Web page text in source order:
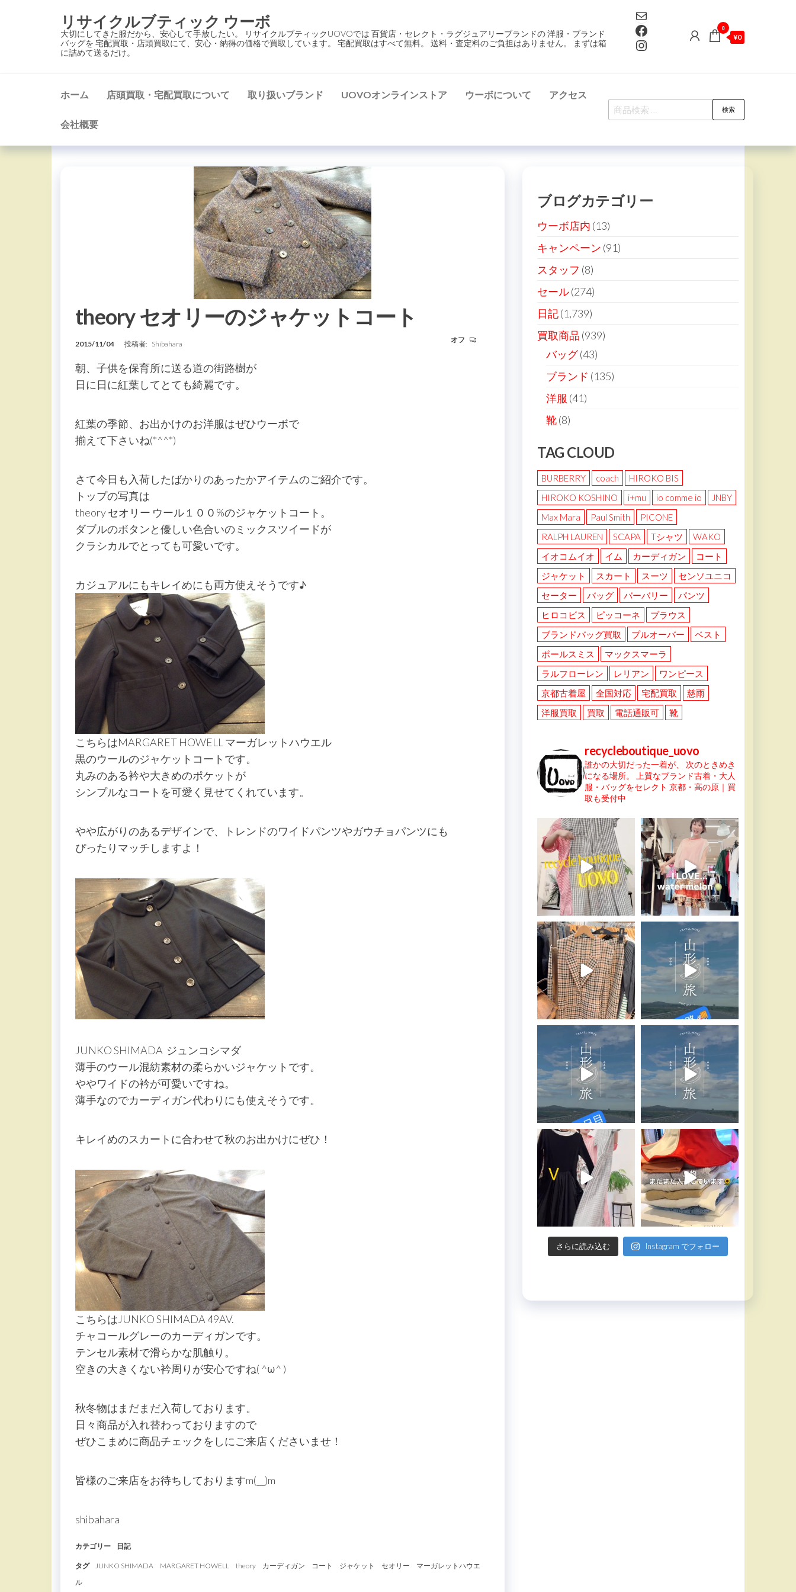
リサイクルブティック ウーボ
大切にしてきた服だから、安心して手放したい。 リサイクルブティックUOVOでは 百貨店・セレクト・ラグジュアリーブランドの 洋服・ブランド
バッグを 宅配買取・店頭買取にて、安心・納得の価格で買取しています。 宅配買取はすべて無料。 送料・査定料のご負担はありません。 まずは箱
に詰めて送るだけ。
Mail
Facebook
Instagram
0
¥0
ホーム 店頭買取・宅配買取について 取り扱いブランド UOVOオンラインストア ウーボについて アクセス
会社概要
検
索
検索
theory セオリーのジャケットコート
2015/11/04 投稿者: Shibahara オフ
朝、子供を保育所に送る道の街路樹が
日に日に紅葉してとても綺麗です。
紅葉の季節、お出かけのお洋服はぜひウーボで
揃えて下さいね(*^^*)
さて今日も入荷したばかりのあったかアイテムのご紹介です。
トップの写真は
theory セオリー ウール１００%のジャケットコート。
ダブルのボタンと優しい色合いのミックスツイードが
クラシカルでとっても可愛いです。
カジュアルにもキレイめにも両方使えそうです♪
こちらはMARGARET HOWELL マーガレットハウエル
黒のウールのジャケットコートです。
丸みのある衿や大きめのポケットが
シンプルなコートを可愛く見せてくれています。
やや広がりのあるデザインで、トレンドのワイドパンツやガウチョパンツにも
ぴったりマッチしますよ！
JUNKO SHIMADA ジュンコシマダ
薄手のウール混紡素材の柔らかいジャケットです。
ややワイドの衿が可愛いですね。
薄手なのでカーディガン代わりにも使えそうです。
キレイめのスカートに合わせて秋のお出かけにぜひ！
こちらはJUNKO SHIMADA 49AV.
チャコールグレーのカーディガンです。
テンセル素材で滑らかな肌触り。
空きの大きくない衿周りが安心ですね( ^ω^ )
秋冬物はまだまだ入荷しております。
日々商品が入れ替わっておりますので
ぜひこまめに商品チェックをしにご来店くださいませ！
皆様のご来店をお待ちしておりますm(__)m
shibahara
カテゴリー 日記
タグ JUNKO SHIMADA MARGARET HOWELL theory カーディガン コート ジャケット セオリー
マーガレットハウエ
ル
ブログカテゴリー
ウーボ店内 (13)
キャンペーン (91)
スタッフ (8)
セール(274)
日記(1,739)
買取商品 (939)
バッグ(43)
ブランド (135)
洋服 (41)
靴(8)
TAG CLOUD
BURBERRY coach
HIROKO BIS
HIROKO KOSHINO
i+mu io comme io
JNBY
Max Mara
Paul Smith
PICONE
RALPH LAUREN
SCAPA Tシャツ
WAKO
イオコムイオ
イム カーディガン
コート
ジャケット
スカート スーツ
センソユニコ
セーター
バッグ バーバリー
パンツ
ヒロコビス
ピッコーネ
ブラウス
ブランドバッグ買取
プルオーバー
ベスト
ポールスミス
マックスマーラ
ラルフローレン
レリアン
ワンピース
京都古着屋
全国対応 宅配買取
慈雨
洋服買取
買取 電話通販可 靴
recycleboutique_uovo
誰かの大切だった一着が、
次のときめき
になる場所。
上質なブランド古着・大人
服・バッグをセレクト 京都・高の原｜買
取も受付中
さらに読み込む Instagram でフォロー